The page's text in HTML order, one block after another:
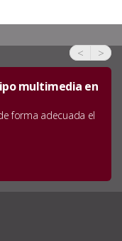
< >
multimedia en
forma adecuada el